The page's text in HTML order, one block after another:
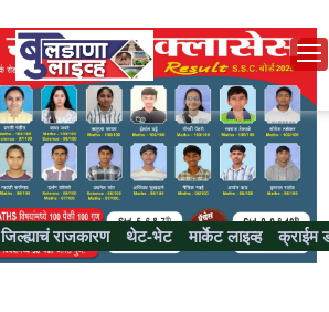
जिल्ह्याचं राजकारण थेट-भेट मार्केट लाइव्ह क्राईम